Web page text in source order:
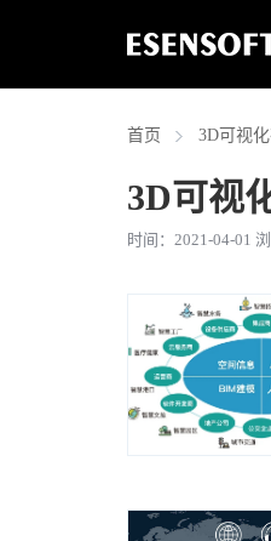
首页 3D可视
3D可视
时间：2021-04-01 浏